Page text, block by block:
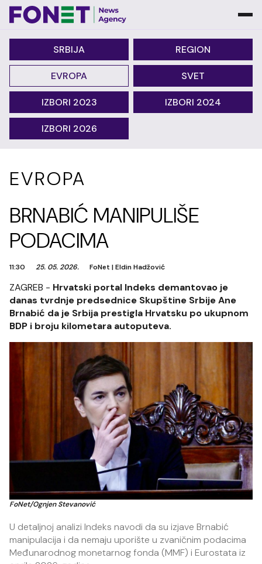
SRBIJA REGION
EVROPA SVET
IZBORI 2023 IZBORI 2024
IZBORI 2026
EVROPA
BRNABIĆ MANIPULIŠE
PODACIMA
11:30 25. 05. 2026. FoNet |Eldin Hadžović
ZAGREB - Hrvatski portal Indeks demantovao je
danas tvrdnje predsednice Skupštine Srbije Ane
Brnabić da je Srbija prestigla Hrvatsku po ukupnom
BDP i broju kilometara autoputeva.
FoNet/Ognjen Stevanović
U detaljnoj analizi Indeks navodi da su izjave Brnabić
manipulacija i da nemaju uporište u zvaničnim podacima
Međunarodnog monetarnog fonda (MMF) i Eurostata iz